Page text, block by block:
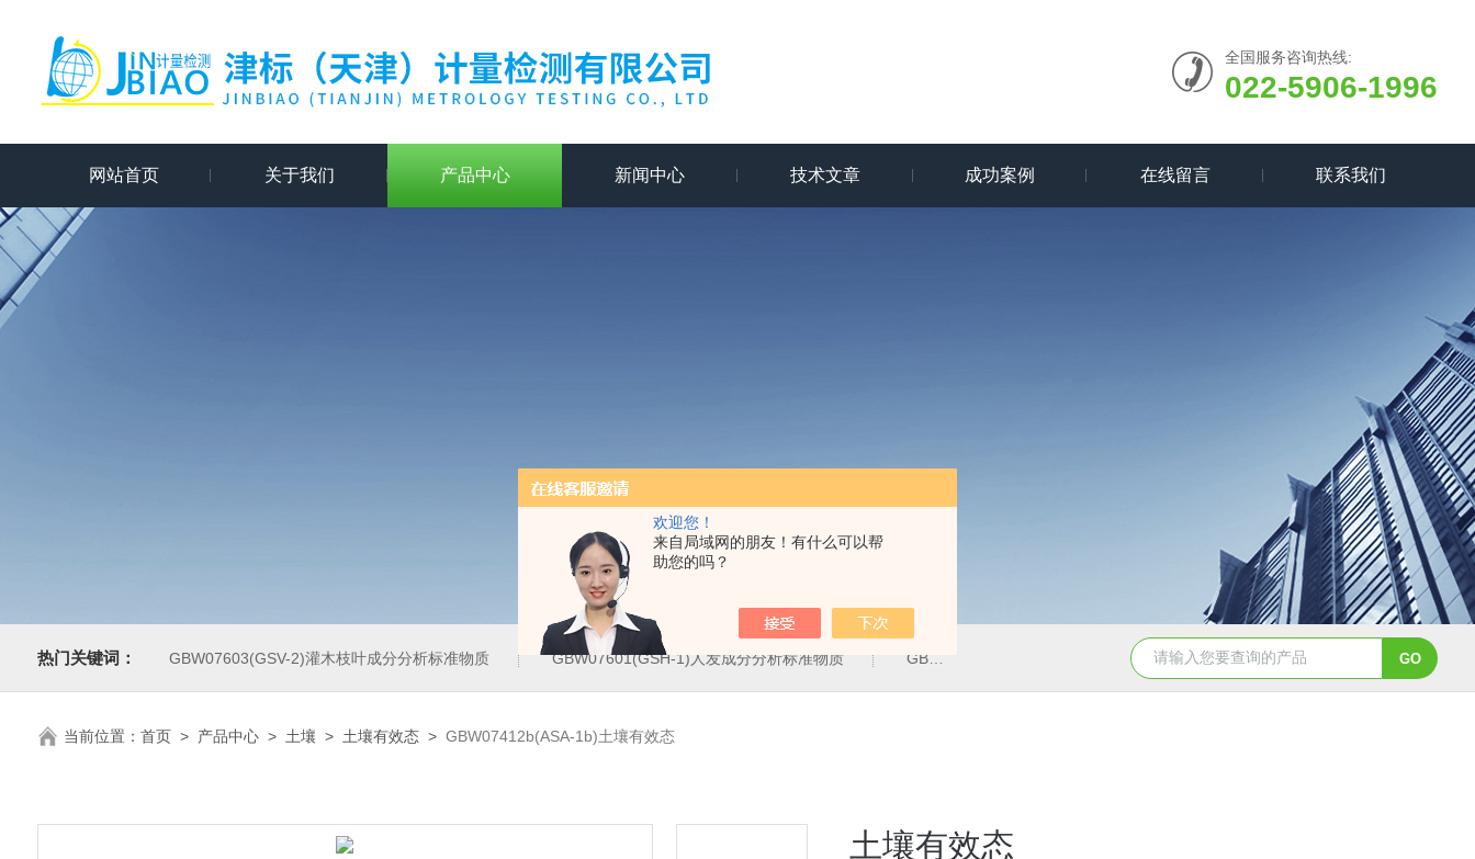
欢迎您！
来自局域网的朋友！有什么可以帮
助您的吗？
全国服务咨询热线:
022-5906-1996
网站首页 关于我们 产品中心 新闻中心 技术文章 成功案例 在线留言 联系我们
热门关键词： GBW07603(GSV-2)灌木枝叶成分分析标准物质 GBW07601(GSH-1)人发成分分析标准物质 GBW07342(GPt-10)铂族金属 GBW07341(GPt-9)铂族金属
当前位置： 首页> 产品中心> 土壤 > 土壤有效态> GBW07412b(ASA-1b)土壤有效态
土壤有效态